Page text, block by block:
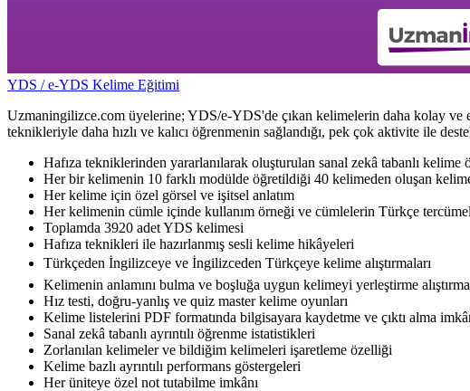
YDS / e-YDS Kelime Eğitimi
Uzmaningilizce.com üyelerine; YDS/e-YDS'de çıkan kelimelerin daha kolay ve
teknikleriyle daha hızlı ve kalıcı öğrenmenin sağlandığı, pek çok aktivite ile
Hafıza tekniklerinden yararlanılarak oluşturulan sanal zekâ tabanlı kelime
Her bir kelimenin 10 farklı modülde öğretildiği 40 kelimeden oluşan
Her kelime için özel görsel ve işitsel anlatım
Her kelimenin cümle içinde kullanım örneği ve cümlelerin Türkçe
Toplamda 3920 adet YDS kelimesi
Hafıza teknikleri ile hazırlanmış sesli kelime hikâyeleri
Türkçeden İngilizceye ve İngilizceden Türkçeye kelime alıştırmaları
Kelimenin anlamını bulma ve boşluğa uygun kelimeyi yerleştirme
Hız testi, doğru-yanlış ve quiz master kelime oyunları
Kelime listelerini PDF formatında bilgisayara kaydetme ve çıktı alma
Sanal zekâ tabanlı ayrıntılı öğrenme istatistikleri
Zorlanılan kelimeler ve bildiğim kelimeleri işaretleme özelliği
Kelime bazlı ayrıntılı performans göstergeleri
Her üniteye özel not tutabilme imkânı